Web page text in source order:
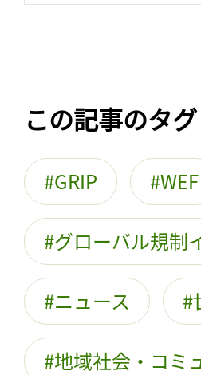
この記事のタグ
GRIP WEF
グローバル規制
ニュース
地域社会・コミ